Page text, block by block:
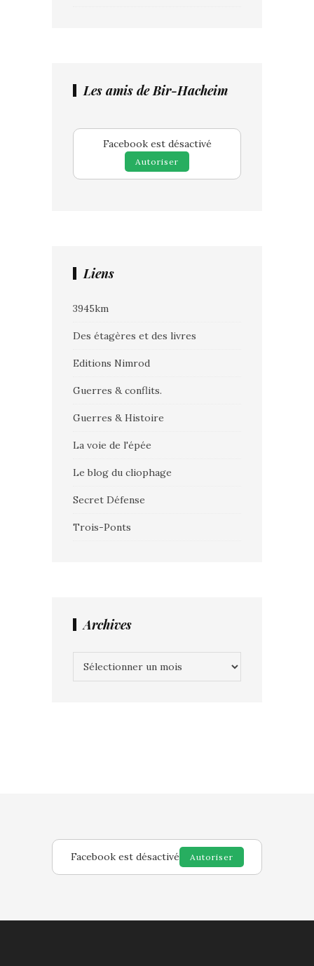
Les amis de Bir-Hacheim
Facebook est désactivé
Autoriser
Liens
3945km
Des étagères et des livres
Editions Nimrod
Guerres & conflits.
Guerres & Histoire
La voie de l'épée
Le blog du cliophage
Secret Défense
Trois-Ponts
Archives
Facebook est désactivé Autoriser